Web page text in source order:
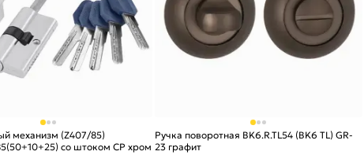
механизм (Z407/85)
со штоком CP хром
Ручка поворотная BK6.R.TL54 (BK6 TL) GR-
23 графит